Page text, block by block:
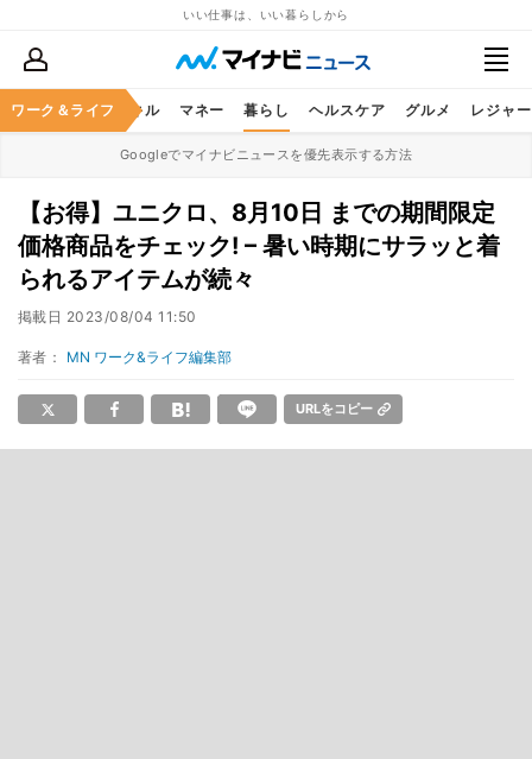
いい仕事は、いい暮らしから
ワーク＆ライフ
ア ビジネススキル マネー 暮らし ヘルスケア グルメ レジャー
Googleでマイナビニュースを優先表示する方法
【お得】ユニクロ、8月10日 までの期間限定
価格商品をチェック! – 暑い時期にサラッと着
られるアイテムが続々
掲載日 2023/08/04 11:50
著者： MN ワーク&ライフ編集部
URLをコピー